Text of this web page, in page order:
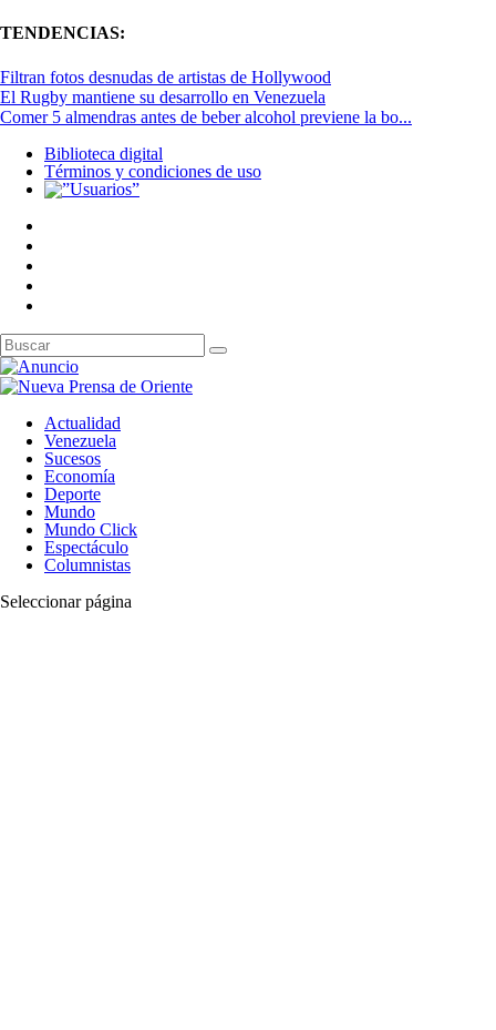
TENDENCIAS:
Filtran fotos desnudas de artistas de Hollywood
El Rugby mantiene su desarrollo en Venezuela
Comer 5 almendras antes de beber alcohol previene la bo...
Biblioteca digital
Términos y condiciones de uso
Actualidad
Venezuela
Sucesos
Economía
Deporte
Mundo
Mundo Click
Espectáculo
Columnistas
Seleccionar página